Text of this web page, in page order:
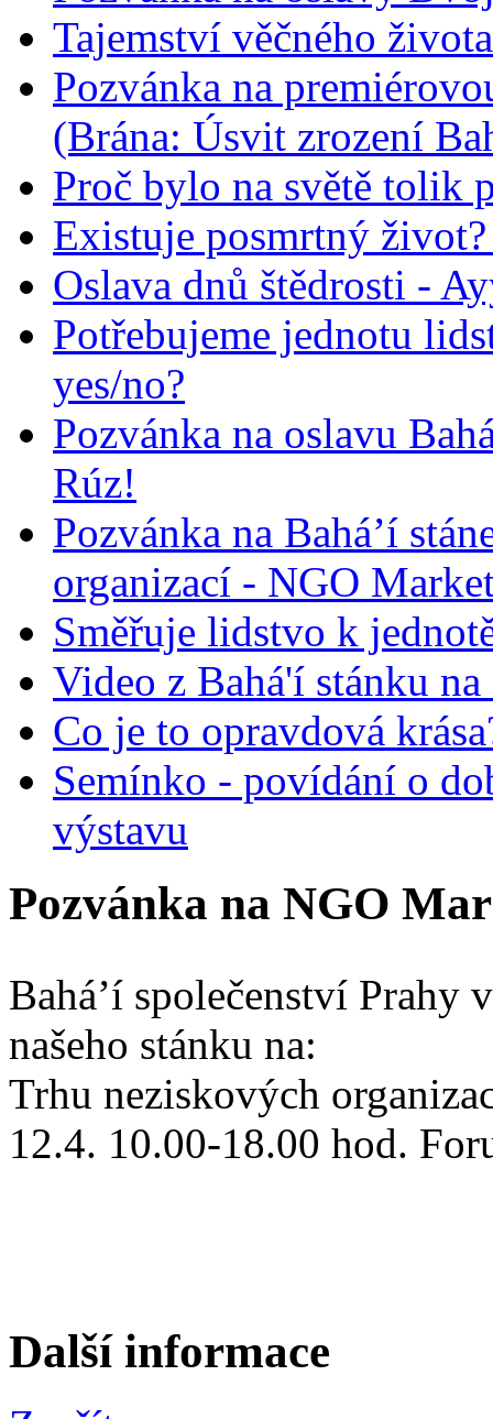
Tajemství věčného života
Pozvánka na
(Brána: Úsvit zrození
Proč bylo na světě tolik
Existuje posmrtný
Oslava dnů štědrosti -
Potřebujeme jednotu
yes/no?
Pozvánka na oslavu
Rúz!
Pozvánka na Bahá’í
organizací - NGO
Směřuje lidstvo k
Video z Bahá'í stánku
Co je to opravdová
Semínko - povídání o
výstavu
Pozvánka na NGO
Bahá’í společenství Prahy
našeho stánku na:
Trhu neziskových
12.4. 10.00-18.00 hod.
Další informace